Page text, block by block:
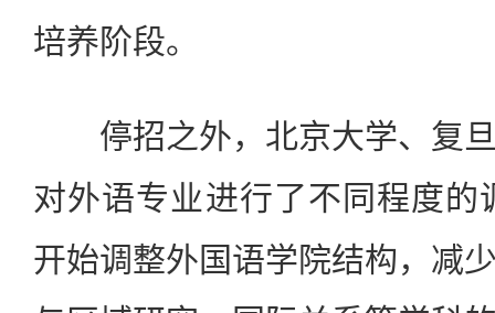
培养阶段。
停招之外，北京大学、复旦
对外语专业进行了不同程度的
开始调整外国语学院结构，减